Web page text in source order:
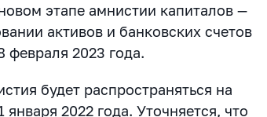
этапе амнистии капиталов —
активов и банковских счетов
февраля 2023 года.
будет распространяться на
января 2022 года. Уточняется, что